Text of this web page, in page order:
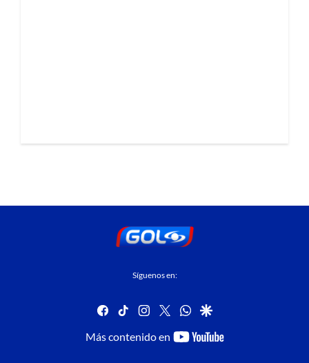
Síguenos en:
facebook
tiktok instagram
twitterwhatsapp
google
Más contenido en
youtube-